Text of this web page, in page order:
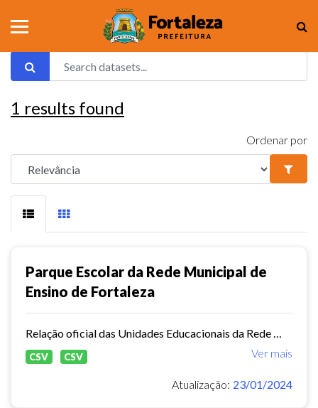
1 results found
Ordenar por
Parque Escolar da Rede Municipal de
Ensino de Fortaleza
Ver mais
CSV CSV
Atualização: 23/01/2024